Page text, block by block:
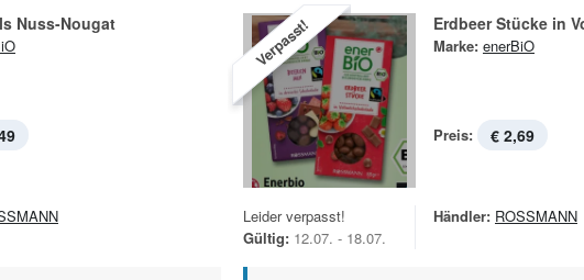
Nuss-Nougat Verpasst! Erdbeer Stücke in
Marke: enerBiO
Preis: € 2,69
Leider verpasst!
Gültig: 12.07. - 18.07.
Händler: ROSSMANN